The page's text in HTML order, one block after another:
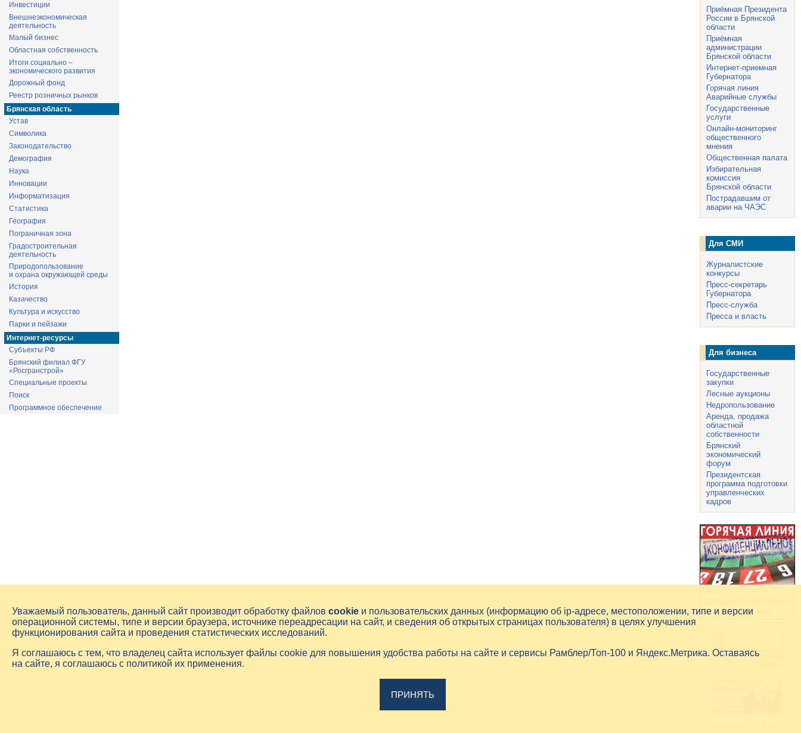
Инвестиции
Внешнеэкономическая
деятельность
Малый бизнес
Областная собственность
Итоги социально –
экономического развития
Дорожный фонд
Реестр розничных рынков
Брянская область
Устав
Символика
Законодательство
Демография
Наука
Инновации
Информатизация
Статистика
География
Пограничная зона
Градостроительная
деятельность
Природопользование
и охрана окружающей среды
История
Казачество
Культура и искусство
Парки и пейзажи
Интернет-ресурсы
Субъекты РФ
Брянский филиал ФГУ
«Росгранстрой»
Специальные проекты
Поиск
Программное обеспечение
Приёмная Президента
России в Брянской
области
Приёмная
администрации
Брянской области
Интернет-приемная
Губернатора
Горячая линия
Аварийные службы
Государственные
услуги
Онлайн-мониторинг
общественного
мнения
Общественная палата
Избирательная
комиссия
Брянской области
Пострадавшим от
аварии на ЧАЭС
Для СМИ
Журналистские
конкурсы
Пресс-секретарь
Губернатора
Пресс-служба
Пресса и власть
Для бизнеса
Государственные
закупки
Лесные аукционы
Недропользование
Аренда, продажа
областной
собственности
Брянский
экономический
форум
Президентская
программа подготовки
управленческих
кадров
Уважаемый пользователь, данный сайт производит обработку файлов cookie и пользовательских данных (информацию об ip-адресе, местоположении, типе и версии
операционной системы, типе и версии браузера, источнике переадресации на сайт, и сведения об открытых страницах пользователя) в целях улучшения
функционирования сайта и проведения статистических исследований.
Я соглашаюсь с тем, что владелец сайта использует файлы cookie для повышения удобства работы на сайте и сервисы Рамблер/Топ-100 и Яндекс.Метрика. Оставаясь
на сайте, я соглашаюсь с политикой их применения.
ПРИНЯТЬ